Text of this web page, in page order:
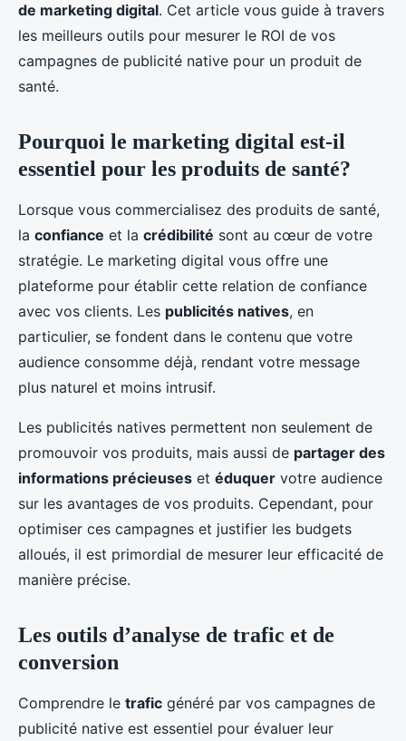
de marketing digital. Cet article vous guide à travers
les meilleurs outils pour mesurer le ROI de vos
campagnes de publicité native pour un produit de
santé.
Pourquoi le marketing digital est-il
essentiel pour les produits de santé?
Lorsque vous commercialisez des produits de santé,
la confiance et la crédibilité sont au cœur de votre
stratégie. Le marketing digital vous offre une
plateforme pour établir cette relation de confiance
avec vos clients. Les publicités natives, en
particulier, se fondent dans le contenu que votre
audience consomme déjà, rendant votre message
plus naturel et moins intrusif.
Les publicités natives permettent non seulement de
promouvoir vos produits, mais aussi de partager des
informations précieuses et éduquer votre audience
sur les avantages de vos produits. Cependant, pour
optimiser ces campagnes et justifier les budgets
alloués, il est primordial de mesurer leur efficacité de
manière précise.
Les outils d’analyse de trafic et de
conversion
Comprendre le trafic généré par vos campagnes de
publicité native est essentiel pour évaluer leur